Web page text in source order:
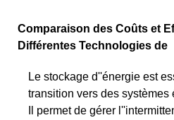
Comparaison des Coûts et
Différentes Technologies de
Le stockage d''énergie est
transition vers des systèmes
Il permet de gérer